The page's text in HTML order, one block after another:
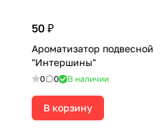
50 ₽
Ароматизатор подвесной
"Интершины"
0 0 В наличии
В корзину